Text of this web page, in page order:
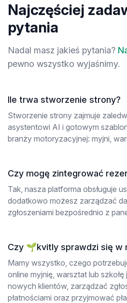
Najczęściej
pytania
Nadal masz jakieś pytania?
pewno wszystko wyjaśnimy.
Ile trwa stworzenie strony?
Stworzenie strony zajmuje
asystentowi AI i gotowym
branży motoryzacyjnej: myjni,
Czy mogę zintegrować
Tak, nasza platforma obsługuje
dodatkowo możesz zarządzać
zgłoszeniami bezpośrednio z
Czy 🌱kvitly sprawdzi się w
Mamy wszystko, czego
online myjnię, warsztat lub
nowych klientów, zarządzać
płatnościami oraz przyjmować